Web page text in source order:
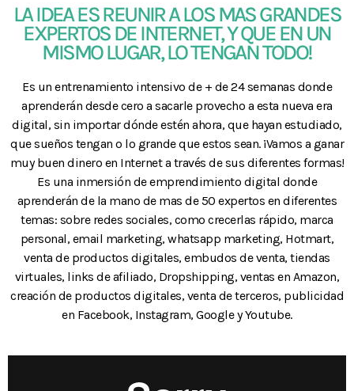
LA IDEA ES REUNIR A LOS MAS GRANDES
EXPERTOS DE INTERNET, Y QUE EN UN
MISMO LUGAR, LO TENGAN TODO!
Es un entrenamiento intensivo de + de 24 semanas donde
aprenderán desde cero a sacarle provecho a esta nueva era
digital, sin importar dónde estén ahora, que hayan estudiado,
que sueños tengan o lo grande que estos sean. ¡Vamos a ganar
muy buen dinero en Internet a través de sus diferentes formas!
Es una inmersión de emprendimiento digital donde
aprenderán de la mano de mas de 50 expertos en diferentes
temas: sobre redes sociales, como crecerlas rápido, marca
personal, email marketing, whatsapp marketing, Hotmart,
venta de productos digitales, embudos de venta, tiendas
virtuales, links de afiliado, Dropshipping, ventas en Amazon,
creación de productos digitales, venta de terceros, publicidad
en Facebook, Instagram, Google y Youtube.